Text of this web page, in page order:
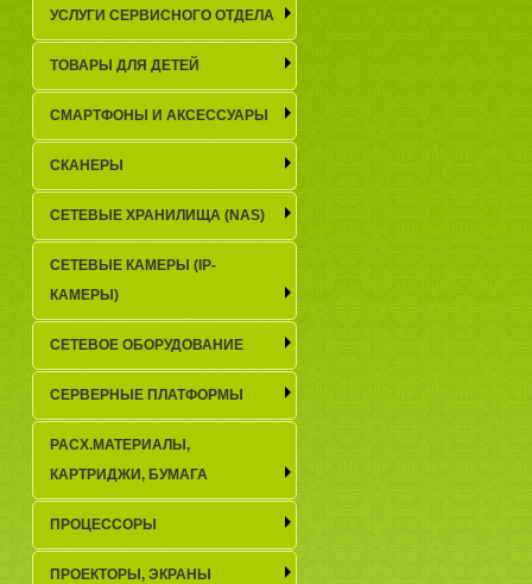
УСЛУГИ СЕРВИСНОГО ОТДЕЛА
ТОВАРЫ ДЛЯ ДЕТЕЙ
СМАРТФОНЫ И АКСЕССУАРЫ
СКАНЕРЫ
СЕТЕВЫЕ ХРАНИЛИЩА (NAS)
СЕТЕВЫЕ КАМЕРЫ (IP-
КАМЕРЫ)
СЕТЕВОЕ ОБОРУДОВАНИЕ
СЕРВЕРНЫЕ ПЛАТФОРМЫ
РАСХ.МАТЕРИАЛЫ,
КАРТРИДЖИ, БУМАГА
ПРОЦЕССОРЫ
ПРОЕКТОРЫ, ЭКРАНЫ